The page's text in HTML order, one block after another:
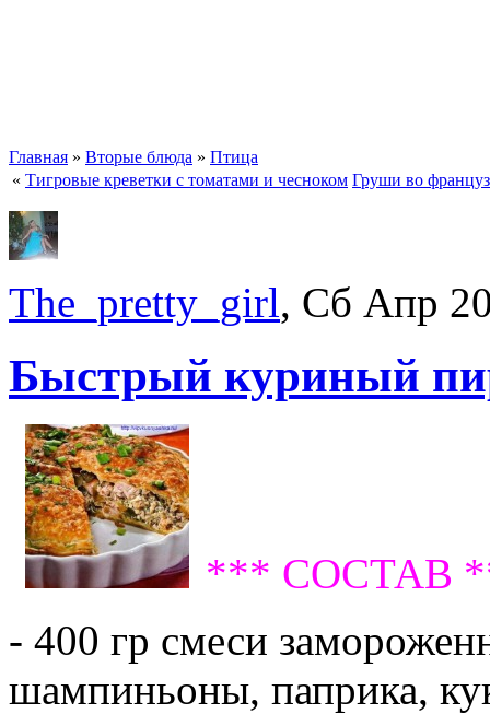
Главная » Вторые блюда » Птица
« Тигровые креветки с томатами и чесноком Груши во
The_pretty_girl, Сб Апр
Быстрый куриный
*** СОСТАВ
- 400 гр смеси
шампиньоны, паприка,